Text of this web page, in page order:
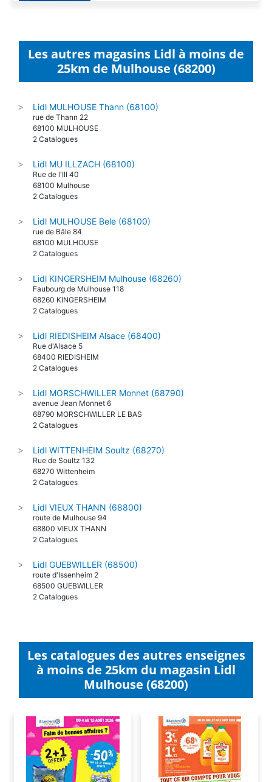
Les autres magasins Lidl à moins de
25km de Mulhouse (68200)
> Lidl MULHOUSE Thann (68100)
rue de Thann 22
68100 MULHOUSE
2 Catalogues
> Lidl MU ILLZACH (68100)
Rue de l'Ill 40
68100 Mulhouse
2 Catalogues
> Lidl MULHOUSE Bele (68100)
rue de Bâle 84
68100 MULHOUSE
2 Catalogues
> Lidl KINGERSHEIM Mulhouse (68260)
Faubourg de Mulhouse 118
68260 KINGERSHEIM
2 Catalogues
> Lidl RIEDISHEIM Alsace (68400)
Rue d'Alsace 5
68400 RIEDISHEIM
2 Catalogues
> Lidl MORSCHWILLER Monnet (68790)
avenue Jean Monnet 6
68790 MORSCHWILLER LE BAS
2 Catalogues
> Lidl WITTENHEIM Soultz (68270)
Rue de Soultz 132
68270 Wittenheim
2 Catalogues
> Lidl VIEUX THANN (68800)
route de Mulhouse 94
68800 VIEUX THANN
2 Catalogues
> Lidl GUEBWILLER (68500)
route d'Issenheim 2
68500 GUEBWILLER
2 Catalogues
Les catalogues des autres enseignes
à moins de 25km du magasin Lidl
Mulhouse (68200)